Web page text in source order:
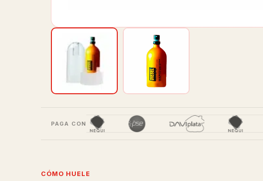
PAGA CON
CÓMO HUELE